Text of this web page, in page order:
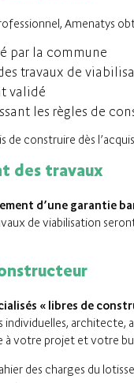
Amenatys
par la commune
travaux de
validé
les règles de
construire dès
des travaux
d’une garantie
de viabilisation
« libres de
individuelles,
à votre projet et votre
des charges du